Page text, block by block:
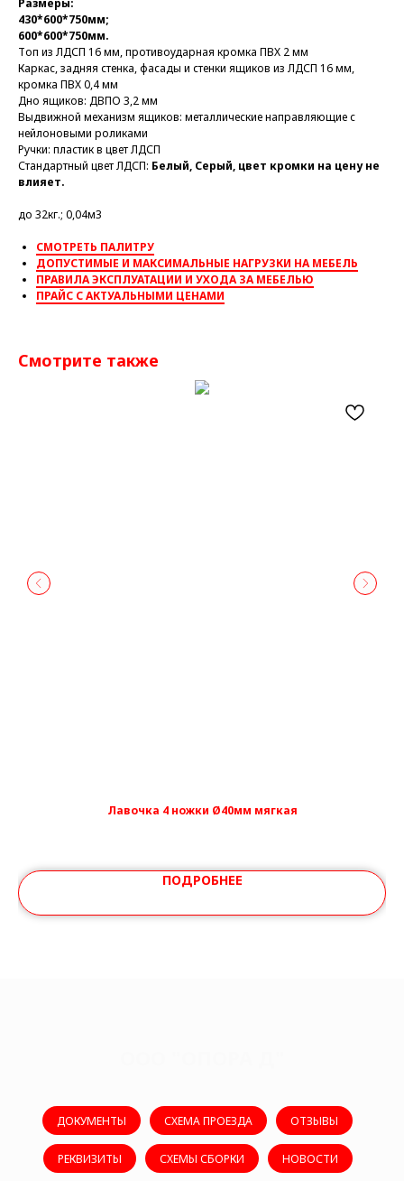
Размеры:
430*600*750мм;
600*600*750мм.
Топ из ЛДСП 16 мм, противоударная кромка ПВХ 2 мм
Каркас, задняя стенка, фасады и стенки ящиков из ЛДСП 16 мм,
кромка ПВХ 0,4 мм
Дно ящиков: ДВПО 3,2 мм
Выдвижной механизм ящиков: металлические направляющие с
нейлоновыми роликами
Ручки: пластик в цвет ЛДСП
Стандартный цвет ЛДСП: Белый, Серый, цвет кромки на цену не
влияет.
до 32кг.; 0,04м3
СМОТРЕТЬ ПАЛИТРУ
ДОПУСТИМЫЕ И МАКСИМАЛЬНЫЕ НАГРУЗКИ НА МЕБЕЛЬ
ПРАВИЛА ЭКСПЛУАТАЦИИ И УХОДА ЗА МЕБЕЛЬЮ
ПРАЙС С АКТУАЛЬНЫМИ ЦЕНАМИ
Смотрите также
Лавочка 4 ножки Ø40мм мягкая
ПОДРОБНЕЕ
ДОКУМЕНТЫ СХЕМА ПРОЕЗДА ОТЗЫВЫ
РЕКВИЗИТЫ СХЕМЫ СБОРКИ НОВОСТИ